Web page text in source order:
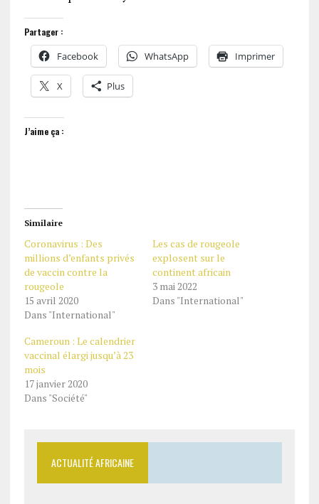
Partager :
Facebook WhatsApp Imprimer
X Plus
J’aime ça :
Similaire
Coronavirus : Des
millions d’enfants privés
de vaccin contre la
rougeole
15 avril 2020
Dans "International"
Les cas de rougeole
explosent sur le
continent africain
3 mai 2022
Dans "International"
Cameroun : Le calendrier
vaccinal élargi jusqu’à 23
mois
17 janvier 2020
Dans "Société"
ACTUALITÉ AFRICAINE